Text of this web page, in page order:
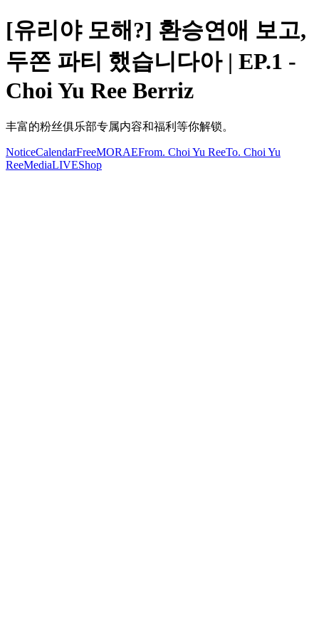
[유리야 모해?] 환승연애 보고,
두쫀 파티 했습니다아 | EP.1 -
Choi Yu Ree Berriz
丰富的粉丝俱乐部专属内容和福利等你解锁。
NoticeCalendarFreeMORAEFrom. Choi Yu ReeTo. Choi Yu
ReeMediaLIVEShop